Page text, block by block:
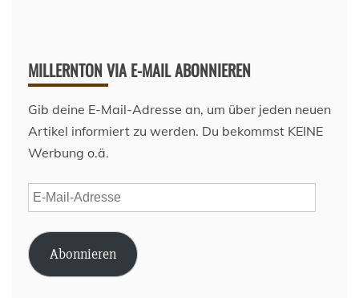
MILLERNTON VIA E-MAIL ABONNIEREN
Gib deine E-Mail-Adresse an, um über jeden neuen
Artikel informiert zu werden. Du bekommst KEINE
Werbung o.ä.
E-
Mail-
Adresse
Abonnieren